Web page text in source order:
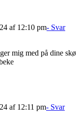
af 12:10 pm- Svar
mig med på dine
af 12:11 pm- Svar